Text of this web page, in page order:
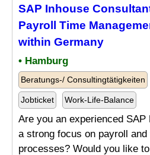
SAP Inhouse
Payroll Time
within Germany
• Hamburg
Beratungs-/ Consultingtätigkeiten
Jobticket Work-Life-Balance
Are you an experienced SAP
a strong focus on payroll and
processes? Would you like